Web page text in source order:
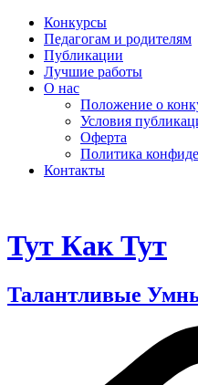
Конкурсы
Педагогам и родителям
Публикации
Лучшие работы
О нас
Положение о
Условия
Оферта
Политика
Контакты
Тут Как Тут
Талантливые